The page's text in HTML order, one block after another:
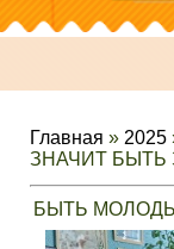
Главная » 2025
ЗНАЧИТ
БЫТЬ